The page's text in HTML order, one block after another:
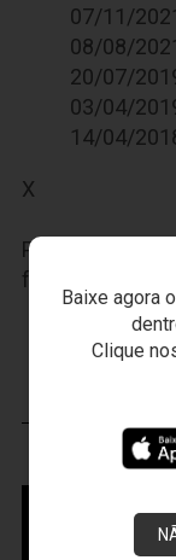
Baixe agora o
Clique
07/11/
08/08/
20/07/
03/04/
14/04/
X
Participe das
faça seu